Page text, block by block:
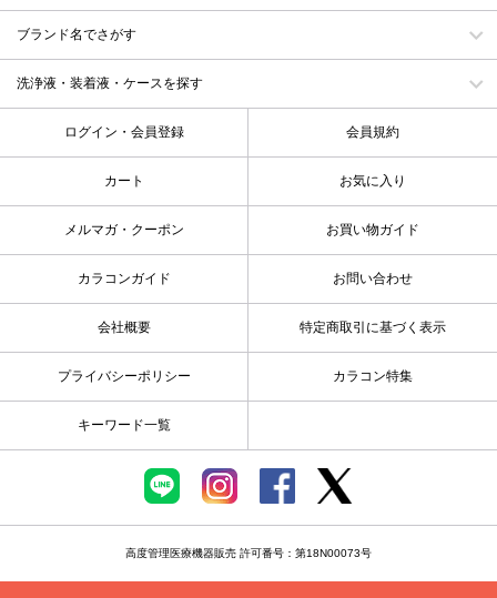
ブランド名でさがす
洗浄液・装着液・ケースを探す
ログイン・会員登録 会員規約
カート お気に入り
メルマガ・クーポン お買い物ガイド
カラコンガイド お問い合わせ
会社概要 特定商取引に基づく表示
プライバシーポリシー カラコン特集
キーワード一覧
高度管理医療機器販売 許可番号：第18N00073号